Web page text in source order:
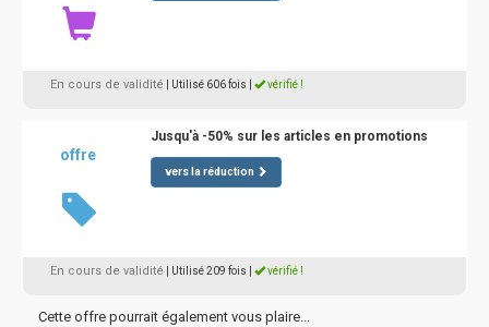
En cours de validité | Utilisé 606 fois vérifié !
offre
Jusqu'à -50% sur les articles en promotions
vers la réduction
En cours de validité | Utilisé 209 fois vérifié !
Cette offre pourrait également vous plaire...